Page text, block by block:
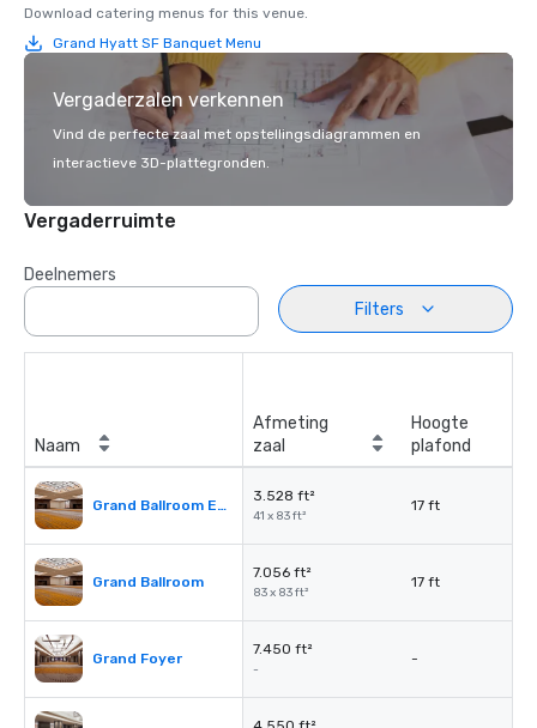
Download catering menus for this venue.
Grand Hyatt SF Banquet Menu
Vergaderzalen verkennen
Vind de perfecte zaal met opstellingsdiagrammen en
interactieve 3D-plattegronden.
Vergaderruimte
Deelnemers
Filters
Naam
Afmeting
zaal
Hoogte
plafond
Grand Ballroom East or West
3.528 ft²
41 x 83 ft²
17 ft
Grand Ballroom
7.056 ft²
83 x 83 ft²
17 ft
Grand Foyer
7.450 ft²
-
-